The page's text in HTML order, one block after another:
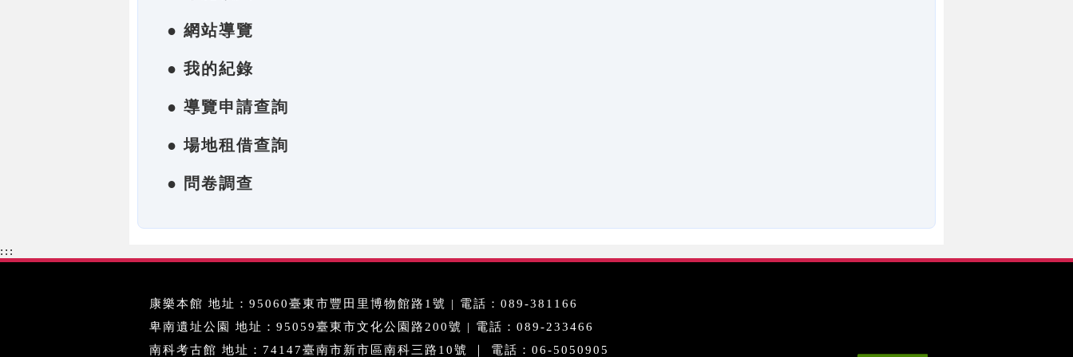
● 網站導覽
● 我的紀錄
● 導覽申請查詢
● 場地租借查詢
● 問卷調查
:::
康樂本館 地址：95060臺東市豐田里博物館路1號 | 電話：089-381166
卑南遺址公園 地址：95059臺東市文化公園路200號 | 電話：089-233466
南科考古館 地址：74147臺南市新市區南科三路10號 ｜ 電話：06-5050905